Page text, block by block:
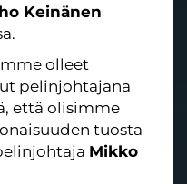
Keinänen
olleet
pelinjohtajana
että olisimme
tuosta
Mikko